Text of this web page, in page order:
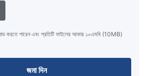
করতে পারেন এবং প্রতিটি ফাইলের আকার ১০এমবি (10MB)
জমা দিন